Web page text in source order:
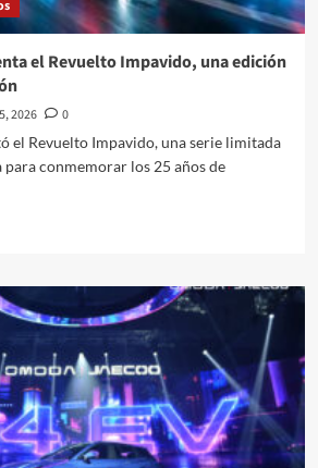
el Revuelto Impavido, una edición
2026
0
el Revuelto Impavido, una serie limitada
para conmemorar los 25 años de